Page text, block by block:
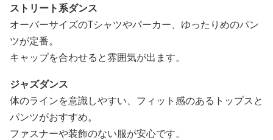
ストリート系ダンス
オーバーサイズのTシャツやパーカー、ゆったりめのパン
ツが定番。
キャップを合わせると雰囲気が出ます。
ジャズダンス
体のラインを意識しやすい、フィット感のあるトップスと
パンツがおすすめ。
ファスナーや装飾のない服が安心です。